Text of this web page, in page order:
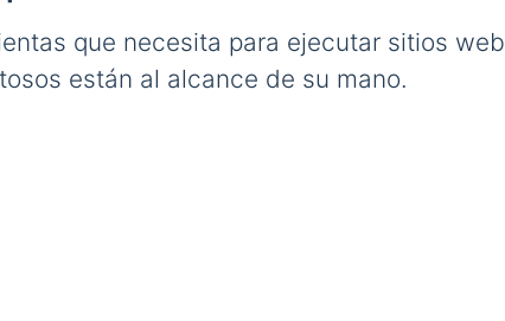
que necesita para ejecutar sitios web
están al alcance de su mano.